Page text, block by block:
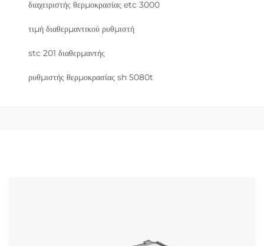
διαχειριστής θερμοκρασίας etc 3000
τιμή διαθερμαντικού ρυθμιστή
stc 201 διαθερμαντής
ρυθμιστής θερμοκρασίας sh 5080t